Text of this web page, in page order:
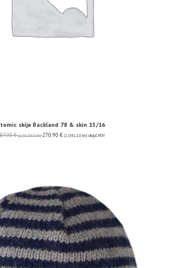
skije Backland 78 & skin 15/16
€ (2,915.85 kn) 270.90 € (2,041.10 kn) uključ. PDV